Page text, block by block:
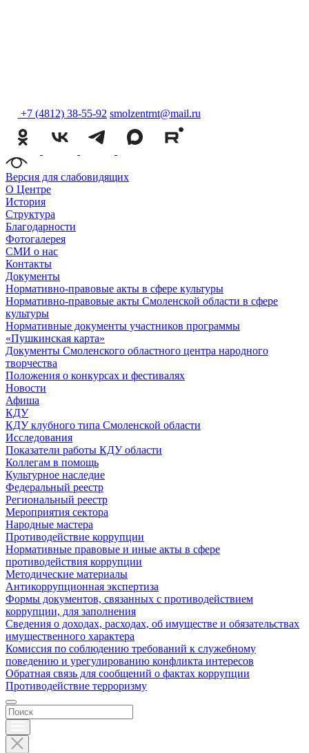
+7 (4812) 38-55-92 smolzentrnt@mail.ru
Версия для слабовидящих
О Центре
История
Структура
Благодарности
Фотогалерея
СМИ о нас
Контакты
Документы
Нормативно-правовые акты в сфере культуры
Нормативно-правовые акты Смоленской области в сфере
культуры
Нормативные документы участников программы
«Пушкинская карта»
Документы Смоленского областного центра народного
творчества
Положения о конкурсах и фестивалях
Новости
Афиша
КДУ
КДУ клубного типа Смоленской области
Исследования
Показатели работы КДУ области
Коллегам в помощь
Культурное наследие
Федеральный реестр
Региональный реестр
Мероприятия сектора
Народные мастера
Противодействие коррупции
Нормативные правовые и иные акты в сфере
противодействия коррупции
Методические материалы
Антикоррупционная экспертиза
Формы документов, связанных с противодействием
коррупции, для заполнения
Сведения о доходах, расходах, об имуществе и обязательствах
имущественного характера
Комиссия по соблюдению требований к служебному
поведению и урегулированию конфликта интересов
Обратная связь для сообщений о фактах коррупции
Противодействие терроризму